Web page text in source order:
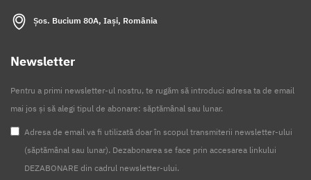
Șos. Bucium 80A, Iași, România
Newsletter
Pentru a primi newsletter-ul nostru, te rugăm să introduci adresa ta de email
mai jos și să alegi tipul de abonare: săptămânal sau lunar.
Adresa de email va fi utilizată doar în scopul transmiterii newsletter-ului
(săptămânal sau lunar). Dezabonarea se face prin accesarea linkului
DEZABONARE din cadrul newsletter-ului.